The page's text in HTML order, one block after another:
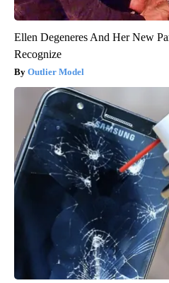
Ellen Degeneres And Her New
Recognize
Outlier Model